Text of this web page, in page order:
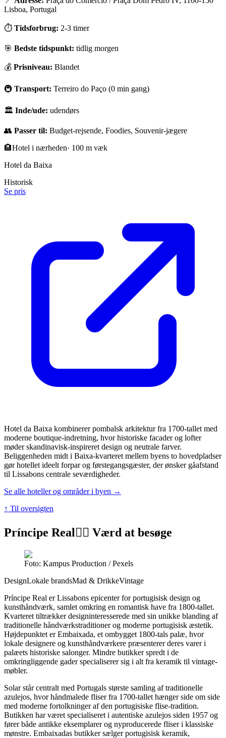
Lisboa, Portugal
⏱ Tidsforbrug: 2-3 timer
🎯 Bedste tidspunkt: tidlig morgen
💰 Prisniveau: Blandet
🚇 Transport: Terreiro do Paço (0 min gang)
🏛 Inde/ude: udendørs
👥 Passer til: Budget-rejsende, Foodies, Souvenir-jægere
🏨Hotel i nærheden· 100 m væk
Hotel da Baixa
Historisk
Se pris
Hotel da Baixa kombinerer pombalsk arkitektur fra 1700-tallet med
moderne boutique-indretning, hvor historiske facader og lofter
møder skandinavisk-inspireret design og neutrale farver.
Beliggenheden midt i Baixa-kvarteret mellem byens to hovedpladser
gør hotellet ideelt forpar og førstegangsgæster, der ønsker gåafstand
til Lissabons centrale seværdigheder.
Se alle hoteller og områder i byen →
↑ Til oversigten
Príncipe Real👍🏼 Værd at besøge
Foto: Kampus Production / Pexels
DesignLokale brandsMad & DrikkeVintage
Príncipe Real er Lissabons epicenter for portugisisk design og
kunsthåndværk, samlet omkring en romantisk have fra 1800-tallet.
Kvarteret tiltrækker designinteresserede med sin unikke blanding af
traditionelle håndværkstraditioner og moderne portugisisk æstetik.
Højdepunktet er Embaixada, et ombygget 1800-tals palæ, hvor
lokale designere og kunsthåndværkere præsenterer deres varer i
palæets historiske salonger. Mindre butikker spredt i de
omkringliggende gader specialiserer sig i alt fra keramik til vintage-
møbler.
Solar står centralt med Portugals største samling af traditionelle
azulejos, hvor håndmalede fliser fra 1700-tallet hænger side om side
med moderne fortolkninger af den portugisiske flise-tradition.
Butikken har været specialiseret i autentiske azulejos siden 1957 og
fører både antikke eksemplarer og nyproducerede fliser i klassiske
mønstre. Embaixadas butikker sælger portugisisk keramik,